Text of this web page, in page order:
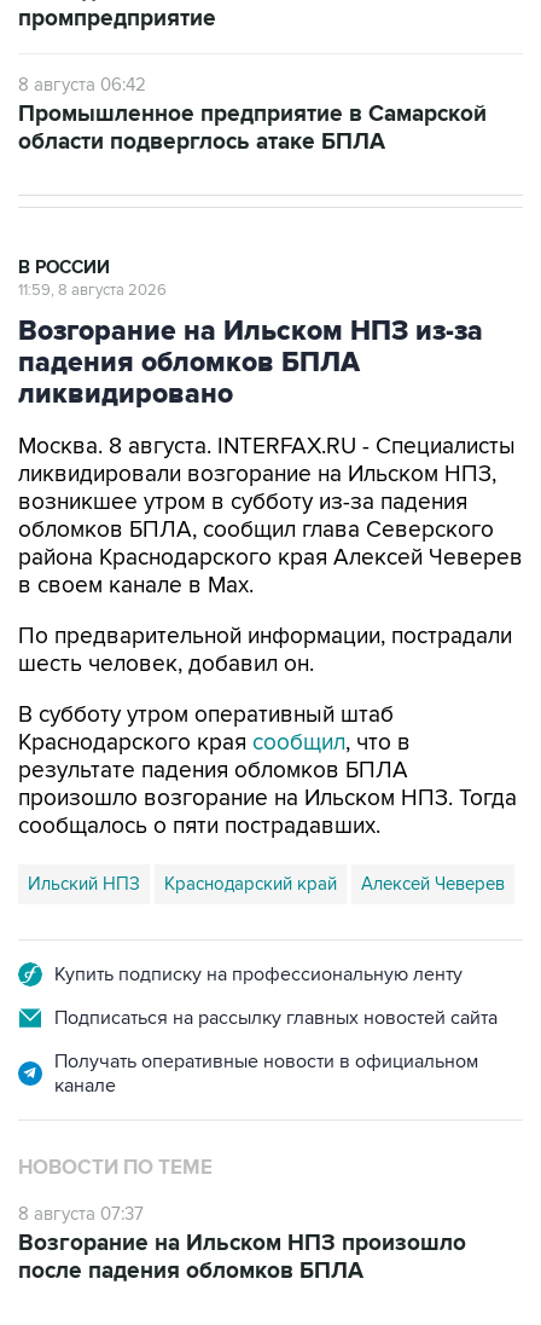
промпредприятие
8 августа 06:42
Промышленное предприятие в Самарской
области подверглось атаке БПЛА
В РОССИИ
11:59, 8 августа 2026
Возгорание на Ильском НПЗ из-за
падения обломков БПЛА
ликвидировано
Москва. 8 августа. INTERFAX.RU - Специалисты
ликвидировали возгорание на Ильском НПЗ,
возникшее утром в субботу из-за падения
обломков БПЛА, сообщил глава Северского
района Краснодарского края Алексей Чеверев
в своем канале в Max.
По предварительной информации, пострадали
шесть человек, добавил он.
В субботу утром оперативный штаб
Краснодарского края сообщил, что в
результате падения обломков БПЛА
произошло возгорание на Ильском НПЗ. Тогда
сообщалось о пяти пострадавших.
Ильский НПЗ Краснодарский край Алексей Чеверев
Купить подписку на профессиональную ленту
Подписаться на рассылку главных новостей сайта
Получать оперативные новости в официальном
канале
НОВОСТИ ПО ТЕМЕ
8 августа 07:37
Возгорание на Ильском НПЗ произошло
после падения обломков БПЛА